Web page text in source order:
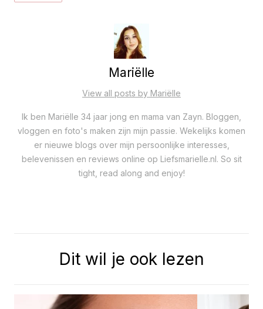
Mariëlle
View all posts by Mariëlle
Ik ben Mariëlle 34 jaar jong en mama van Zayn. Bloggen,
vloggen en foto's maken zijn mijn passie. Wekelijks komen
er nieuwe blogs over mijn persoonlijke interesses,
belevenissen en reviews online op Liefsmarielle.nl. So sit
tight, read along and enjoy!
Dit wil je ook lezen